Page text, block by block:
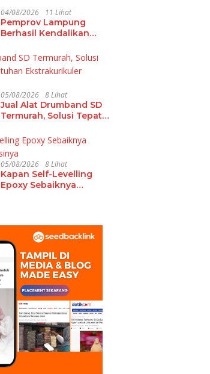
04/08/2026 11 Lihat
Pemprov Lampung
Berhasil Kendalikan
dengan Inflasi
Terendah di Sumatera
05/08/2026 8 Lihat
Jual Alat Drumband SD
Termurah, Solusi Tepat
Ekstrakurikuler Sekolah
05/08/2026 8 Lihat
Kapan Self-Levelling
Epoxy Sebaiknya